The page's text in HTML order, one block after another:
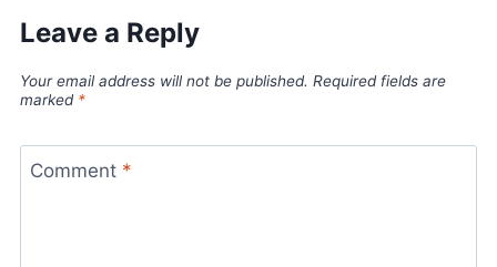
Leave a Reply
Your email address will not be published. Required fields are
marked *
Comment *